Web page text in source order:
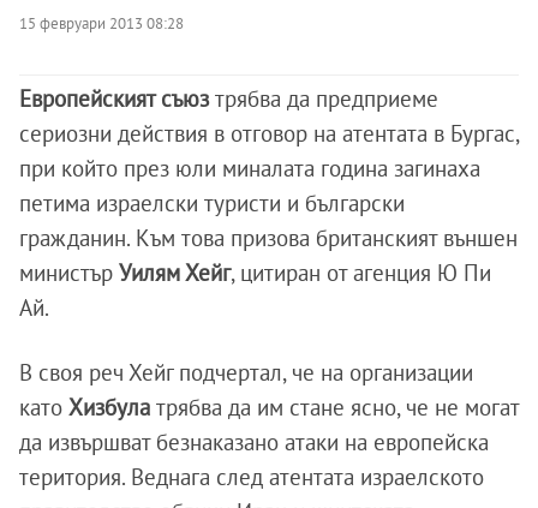
15 февруари 2013 08:28
Европейският съюзтрябва да предприеме
сериозни действия в отговор на атентата в Бургас,
при който през юли миналата година загинаха
петима израелски туристи и български
гражданин. Към това призова британският външен
министър Уилям Хейг, цитиран от агенция Ю Пи
Ай.
В своя реч Хейг подчертал, че на организации
като Хизбула трябва да им стане ясно, че не могат
да извършват безнаказано атаки на европейска
територия. Веднага след атентата израелското